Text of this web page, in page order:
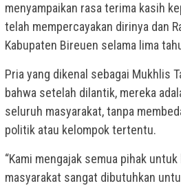
menyampaikan rasa terima kasih
telah mempercayakan dirinya dan
Kabupaten Bireuen selama lima
Pria yang dikenal sebagai Mukhlis
bahwa setelah dilantik, mereka
seluruh masyarakat, tanpa
politik atau kelompok tertentu.
“Kami mengajak semua pihak
masyarakat sangat dibutuhkan